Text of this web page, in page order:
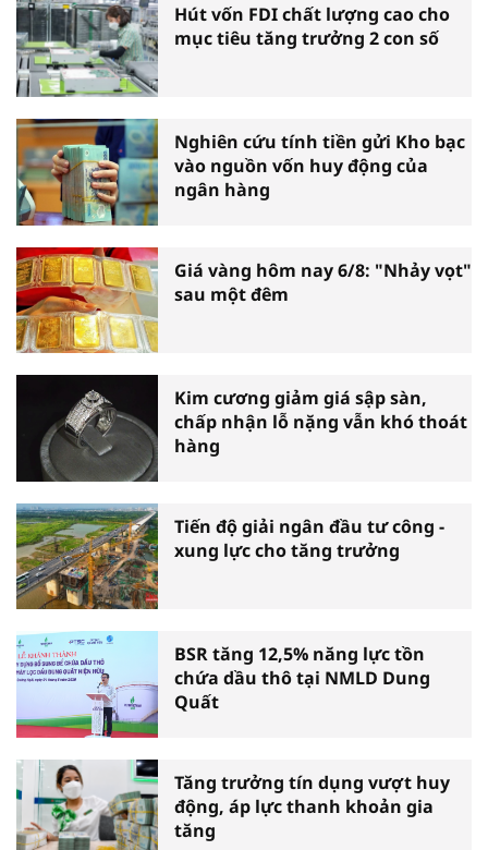
Hút vốn FDI chất lượng cao cho
mục tiêu tăng trưởng 2 con số
Nghiên cứu tính tiền gửi Kho bạc
vào nguồn vốn huy động của
ngân hàng
Giá vàng hôm nay 6/8: "Nhảy vọt"
sau một đêm
Kim cương giảm giá sập sàn,
chấp nhận lỗ nặng vẫn khó thoát
hàng
Tiến độ giải ngân đầu tư công -
xung lực cho tăng trưởng
BSR tăng 12,5% năng lực tồn
chứa dầu thô tại NMLD Dung
Quất
Tăng trưởng tín dụng vượt huy
động, áp lực thanh khoản gia
tăng